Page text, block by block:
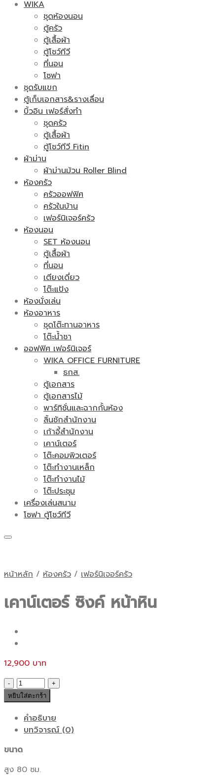
WIKA
ชุดห้องนอน
ตู้ครัว
ตู้เสื้อผ้า
ตู้โชว์ทีวี
ที่นอน
โซฟา
ชุดรับแขก
ตู้เก็บเอกสาร&รางเลื่อน
บิ้วอิน เฟอร์สั่งทำ
ชุดครัว
ตู้เสื้อผ้า
ตู้โชว์ทีวี Fitin
ผ้าม่าน
ผ้าม่านม้วน Roller Blind
ห้องครัว
ครัวออฟฟิศ
ครัวในบ้าน
เฟอร์นิเจอร์ครัว
ห้องนอน
SET ห้องนอน
ตู้เสื้อผ้า
ที่นอน
เตียงเดี่ยว
โต๊ะแป้ง
ห้องนั่งเล่น
ห้องอาหาร
ชุดโต๊ะทานอาหาร
โต๊ะน้ำชา
ออฟฟิศ เฟอร์นิเจอร์
WIKA OFFICE FURNITURE
ธกส.
ตู้เอกสาร
ตู้เอกสารไม้
พาร์ทิชั่นและฉากกั้นห้อง
ลิ้นชักสำนักงาน
เก้าอี้สำนักงาน
เคาน์เตอร์
โต๊ะคอมพิวเตอร์
โต๊ะทำงานเหล็ก
โต๊ะทำงานไม้
โต๊ะประชุม
เครื่องเล่นสนาม
โซฟา ตู้โชว์ทีวี
หน้าหลัก / ห้องครัว / เฟอร์นิเจอร์ครัว
เคาน์เตอร์ ซิงค์ หน้าหิน
12,900
จำนวน
เคาน์เตอร์
ซิงค์
หน้า
หิน
หยิบใส่ตะกร้า
คำอธิบาย
บทวิจารณ์ (0)
ขนาด
สูง 80 ซม.